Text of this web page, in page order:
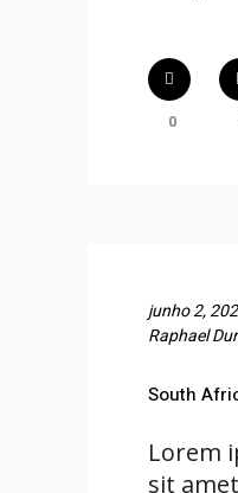
0
junho 2,
Raphael
South
Lorem
sit